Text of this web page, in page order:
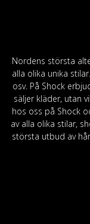
Nordens största
alla olika unika
osv. På Shock
säljer kläder, utan
hos oss på Shock
av alla olika stilar,
största utbud av